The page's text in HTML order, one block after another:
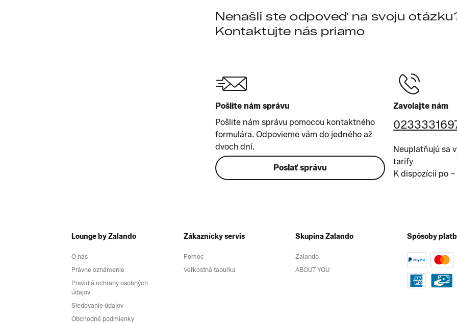
Nenašli ste odpoveď na svoju
Kontaktujte nás priamo
Pošlite nám správu
Pošlite nám správu pomocou kontaktného
formulára. Odpovieme vám do jedného až
dvoch dní.
Poslať správu
Zavolajte nám
Neuplatňujú sa
tarify
K dispozícii po
Lounge by Zalando
O nás
Právne oznámenie
Pravidlá ochrany osobných
údajov
Sledovanie údajov
Obchodné podmienky
Zákaznícky servis
Pomoc
Veľkostná tabuľka
Skupina Zalando
Zalando
ABOUT YOU
Spôsoby